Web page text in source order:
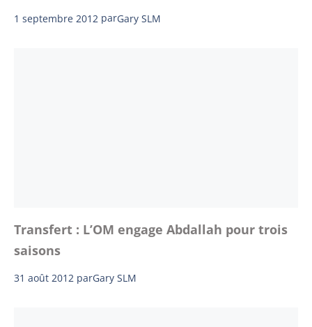
1 septembre 2012 parGary SLM
Transfert : L’OM engage Abdallah pour trois
saisons
31 août 2012 parGary SLM